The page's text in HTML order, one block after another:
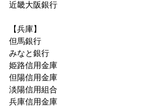
近畿大阪銀行
【兵庫】
但馬銀行
みなと銀行
姫路信用金庫
但陽信用金庫
淡陽信用組合
兵庫信用金庫